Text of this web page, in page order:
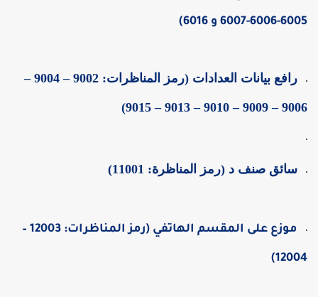
6006-6007 و 6016)
رافع بيانات العدادات (رمز المناظرات: 9002 – 9004 –
9006 – 9009 – 9010 – 9013 –
سائق صنف د (رمز المناظرة: 11001)
موزع على المقسم الهاتفي (رمز المناظرات: 12003 –